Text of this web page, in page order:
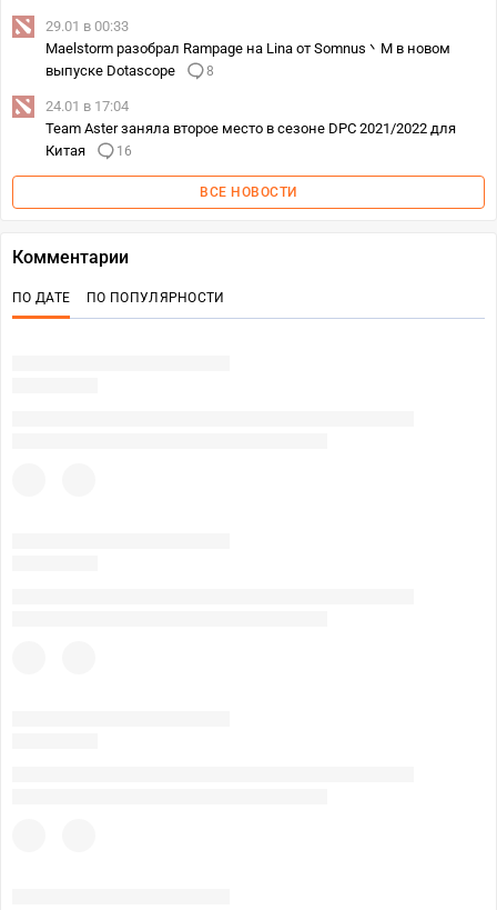
29.01 в 00:33
Maelstorm разобрал Rampage на Lina от Somnus丶M в новом
выпуске Dotascope
8
24.01 в 17:04
Team Aster заняла второе место в сезоне DPC 2021/2022 для
Китая
16
ВСЕ НОВОСТИ
Комментарии
ПО ДАТЕ ПО ПОПУЛЯРНОСТИ